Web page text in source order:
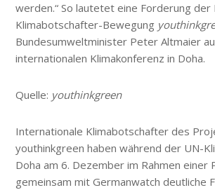
werden.“ So lautetet eine Forderung der
Klimabotschafter-Bewegung
Bundesumweltminister Peter Altmaier
internationalen Klimakonferenz in Doha.
Quelle: youthinkgreen
Internationale Klimabotschafter des
youthinkgreen haben während der UN-
Doha am 6. Dezember im Rahmen einer
gemeinsam mit Germanwatch deutliche